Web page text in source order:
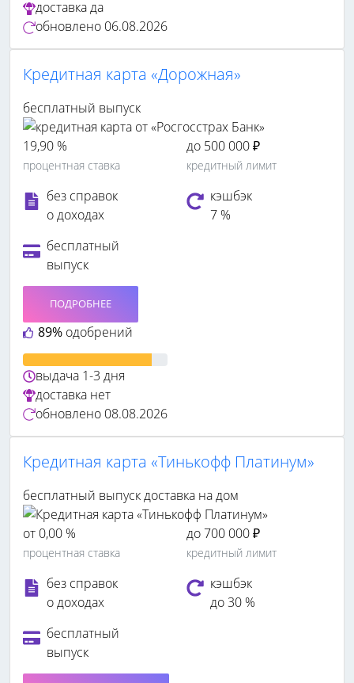
доставкада
обновлено 06.08.2026
Кредитная карта «Дорожная»
бесплатный выпуск
19,90 %
процентная ставка
до 500 000 ₽
кредитный лимит
без справок
о доходах
кэшбэк
7 %
бесплатный
выпуск
89% одобрений
ПОДРОБНЕЕ
выдача 1-3 дня
доставка нет
обновлено 08.08.2026
Кредитная карта «Тинькофф Платинум»
бесплатный выпускдоставка на дом
от 0,00 %
процентная ставка
до 700 000 ₽
кредитный лимит
без справок
о доходах
кэшбэк
до 30 %
бесплатный
выпуск